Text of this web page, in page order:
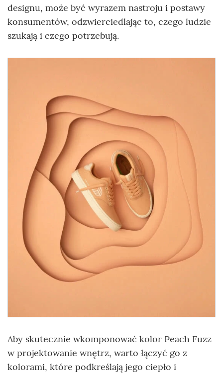
designu, może być wyrazem nastroju i postawy
konsumentów, odzwierciedlając to, czego ludzie
szukają i czego potrzebują.
Aby skutecznie wkomponować kolor Peach Fuzz
w projektowanie wnętrz, warto łączyć go z
kolorami, które podkreślają jego ciepło i